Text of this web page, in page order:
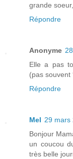
grande
Répondre
Anonyme
Elle a pas
(pas souvent
Répondre
Mel 29 mars
Bonjour
un coucou
très belle